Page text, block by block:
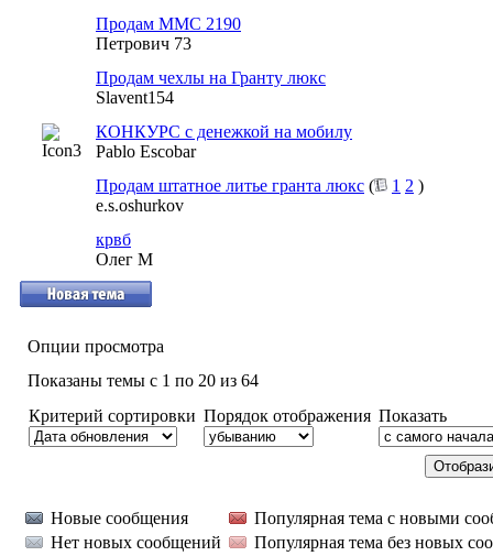
Продам ММС 2190
Петрович 73
Продам чехлы на Гранту люкс
Slavent154
КОНКУРС с денежкой на мобилу
Pablo Escobar
Продам штатное литье гранта люкс ( 1 2 )
e.s.oshurkov
крвб
Олег М
Опции просмотра
Показаны темы с 1 по 20 из 64
Критерий сортировки Порядок отображения Показать
Новые сообщения
Популярная тема с новыми
Нет новых сообщений
Популярная тема без новых